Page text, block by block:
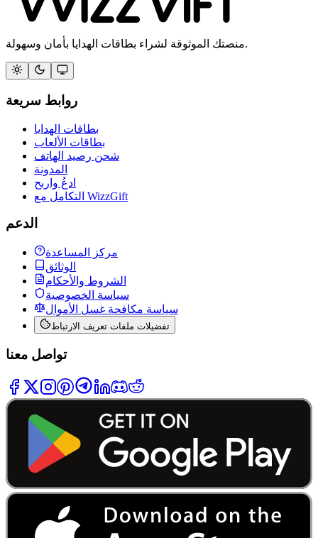
منصتك الموثوقة لشراء بطاقات الهدايا بأمان وسهولة.
روابط سريعة
بطاقات الهدايا
بطاقات الألعاب
شحن رصيد الهاتف
المدونة
ادعُ واربح
التكامل مع WizzGift
الدعم
مركز المساعدة
الوثائق
الشروط والأحكام
سياسة الخصوصية
سياسة مكافحة غسل الأموال
تفضيلات ملفات تعريف الارتباط
تواصل معنا